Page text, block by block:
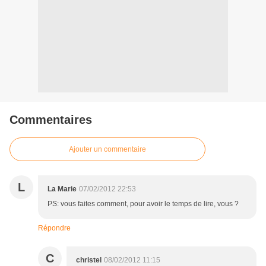
Commentaires
Ajouter un commentaire
L La Marie 07/02/2012 22:53
PS: vous faites comment, pour avoir le temps de lire, vous ?
Répondre
C christel 08/02/2012 11:15